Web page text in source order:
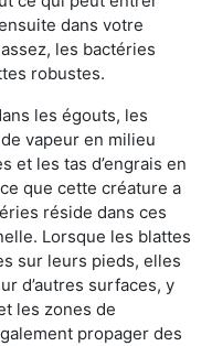
dans votre
les bactéries
robustes.
les égouts, les
vapeur en milieu
et les tas d’engrais en
que cette créature a
réside dans ces
Lorsque les blattes
sur leurs pieds, elles
d’autres surfaces, y
les zones de
propager des